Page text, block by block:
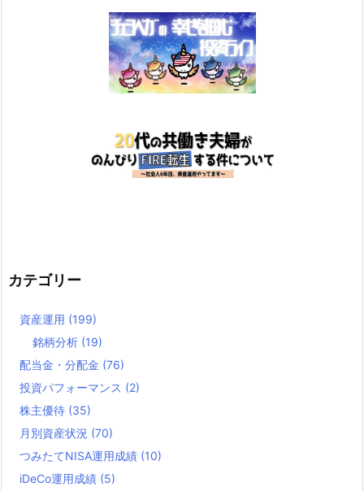
カテゴリー
資産運用 (199)
銘柄分析 (19)
配当金・分配金 (76)
投資パフォーマンス (2)
株主優待 (35)
月別資産状況 (70)
つみたてNISA運用成績 (10)
iDeCo運用成績 (5)